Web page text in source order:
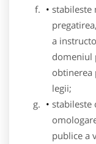
stabileste
a
domeniul
obtinerea
legii;
stabileste
publice a